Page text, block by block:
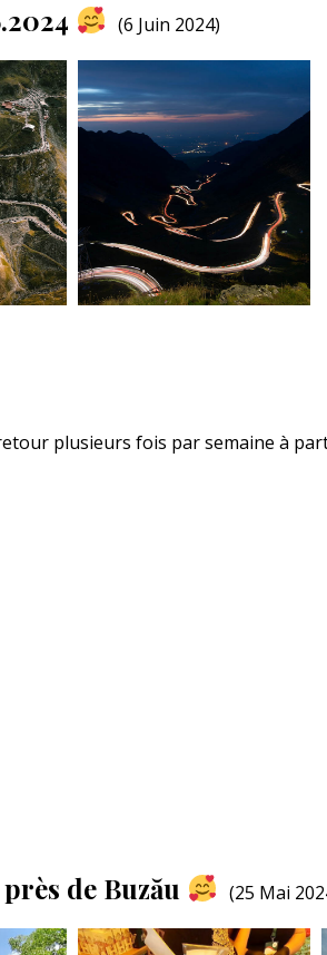
(6 Juin 2024)
plusieurs fois par semaine à
de Buzău (25 Mai